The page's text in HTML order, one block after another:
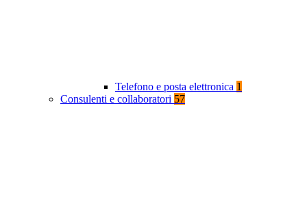
Telefono e posta elettronica 1
Consulenti e collaboratori 57